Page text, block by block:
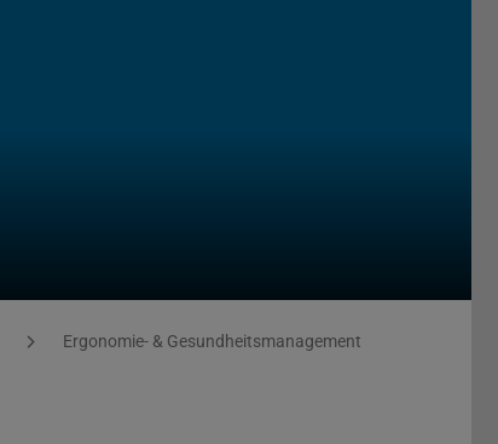
Ergonomie- & Gesundheitsmanagement